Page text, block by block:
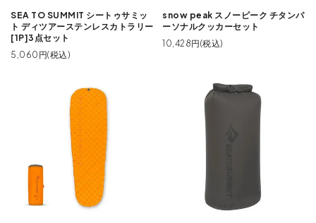
SEA TO SUMMIT シートゥサミッ
ト ディツアーステンレスカトラリー
[1P]3点セット
5,060円(税込)
snow peak スノーピーク チタンパ
ーソナルクッカーセット
10,428円(税込)